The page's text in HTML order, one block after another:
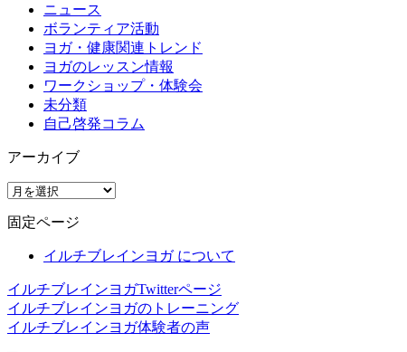
ニュース
ボランティア活動
ヨガ・健康関連トレンド
ヨガのレッスン情報
ワークショップ・体験会
未分類
自己啓発コラム
アーカイブ
ア
カ
固定ページ
イルチブレインヨガ について
イルチブレインヨガTwitterページ
イルチブレインヨガのトレーニング
イルチブレインヨガ体験者の声